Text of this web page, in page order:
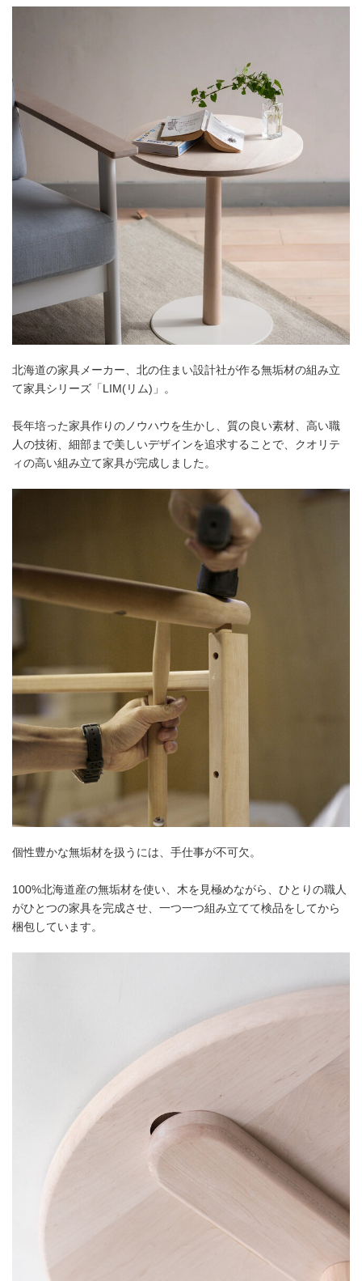
北海道の家具メーカー、北の住まい設計社が作る無垢材の組み立
て家具シリーズ「LIM(リム)」。
長年培った家具作りのノウハウを生かし、質の良い素材、高い職
人の技術、細部まで美しいデザインを追求することで、クオリテ
ィの高い組み立て家具が完成しました。
個性豊かな無垢材を扱うには、手仕事が不可欠。
100%北海道産の無垢材を使い、木を見極めながら、ひとりの職人
がひとつの家具を完成させ、一つ一つ組み立てて検品をしてから
梱包しています。